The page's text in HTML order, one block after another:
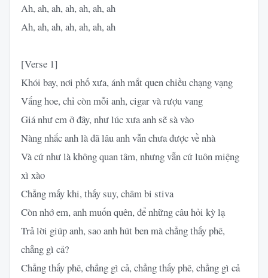
Ah, ah, ah, ah, ah, ah, ah
Ah, ah, ah, ah, ah, ah, ah
[Verse 1]
Khói bay, nơi phố xưa, ánh mắt quen chiều chạng vạng
Vắng hoe, chỉ còn mỗi anh, cigar và rượu vang
Giá như em ở đây, như lúc xưa anh sẽ sà vào
Nàng nhắc anh là đã lâu anh vẫn chưa được về nhà
Và cứ như là không quan tâm, nhưng vẫn cứ luôn miệng
xì xào
Chẳng mấy khi, thấy suy, châm bi stiva
Còn nhớ em, anh muốn quên, để những câu hỏi kỳ lạ
Trả lời giúp anh, sao anh hút ben mà chẳng thấy phê,
chẳng gì cả?
Chẳng thấy phê, chẳng gì cả, chẳng thấy phê, chẳng gì cả